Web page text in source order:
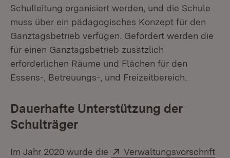
Schulleitung organisiert werden, und die Schule
muss über ein pädagogisches Konzept für den
Ganztagsbetrieb verfügen. Gefördert werden die
für einen Ganztagsbetrieb zusätzlich
erforderlichen Räume und Flächen für den
Essens-, Betreuungs-, und Freizeitbereich.
Dauerhafte Unterstützung der
Schulträger
Im Jahr 2020 wurde die Extern:
Verwaltungsvorschrift